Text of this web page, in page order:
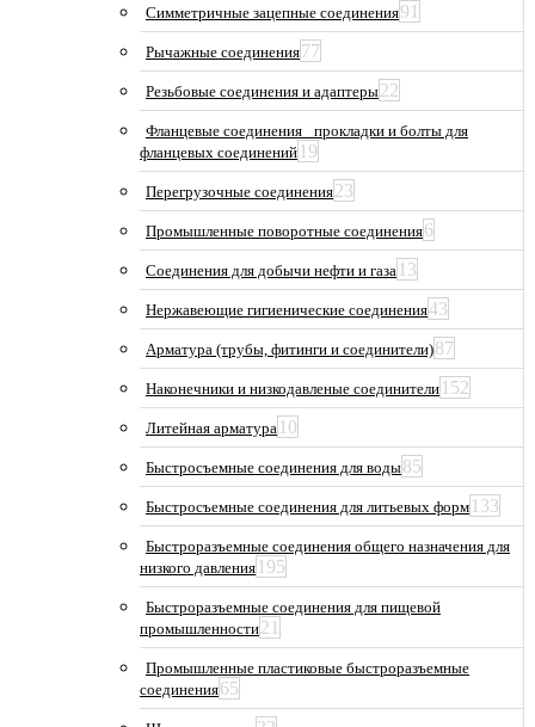
Симметричные зацепные соединения91
Рычажные соединения77
Резьбовые соединения и адаптеры22
Фланцевые соединения_ прокладки и болты для
фланцевых соединений 19
Перегрузочные соединения23
Промышленные поворотные соединения6
Соединения для добычи нефти и газа 13
Нержавеющие гигиенические соединения43
Арматура (трубы, фитинги и соединители)87
Наконечники и низкодавленые соединители 152
Литейная арматура 10
Быстросъемные соединения для воды85
Быстросъемные соединения для литьевых форм 133
Быстроразъемные соединения общего назначения для
низкого давления 195
Быстроразъемные соединения для пищевой
промышленности21
Промышленные пластиковые быстроразъемные
соединения65